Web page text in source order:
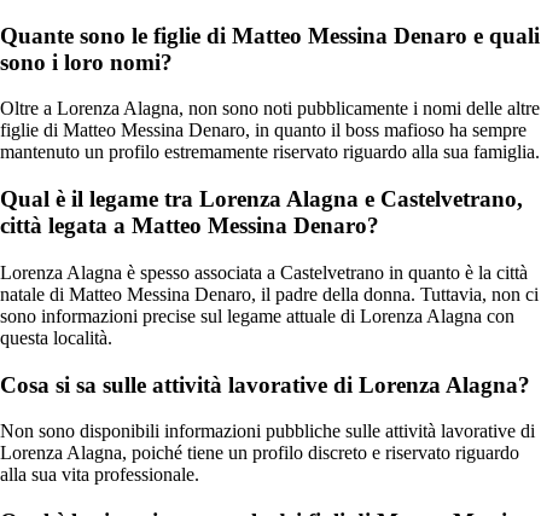
Quante sono le figlie di Matteo Messina Denaro e quali
sono i loro nomi?
Oltre a Lorenza Alagna, non sono noti pubblicamente i nomi delle altre
figlie di Matteo Messina Denaro, in quanto il boss mafioso ha sempre
mantenuto un profilo estremamente riservato riguardo alla sua famiglia.
Qual è il legame tra Lorenza Alagna e Castelvetrano,
città legata a Matteo Messina Denaro?
Lorenza Alagna è spesso associata a Castelvetrano in quanto è la città
natale di Matteo Messina Denaro, il padre della donna. Tuttavia, non ci
sono informazioni precise sul legame attuale di Lorenza Alagna con
questa località.
Cosa si sa sulle attività lavorative di Lorenza Alagna?
Non sono disponibili informazioni pubbliche sulle attività lavorative di
Lorenza Alagna, poiché tiene un profilo discreto e riservato riguardo
alla sua vita professionale.